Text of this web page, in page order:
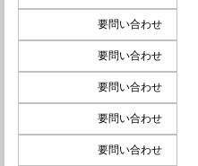
要問い合わせ
要問い合わせ
要問い合わせ
要問い合わせ
要問い合わせ